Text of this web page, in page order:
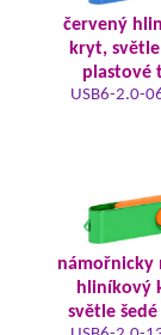
červený
kryt, světle
plastové
USB6-2.0-
námořnicky
hliníkový
světle